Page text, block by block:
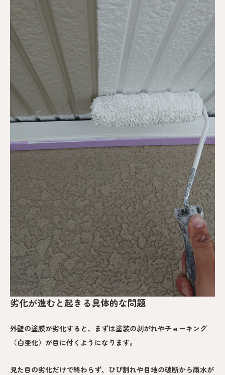
劣化が進むと起きる具体的な問題
外壁の塗膜が劣化すると、まずは塗装の剥がれやチョーキング
（白亜化）が目に付くようになります。
見た目の劣化だけで終わらず、ひび割れや目地の破断から雨水が